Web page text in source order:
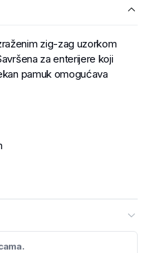
zig-zag uzorkom
za enterijere koji
pamuk omogućava